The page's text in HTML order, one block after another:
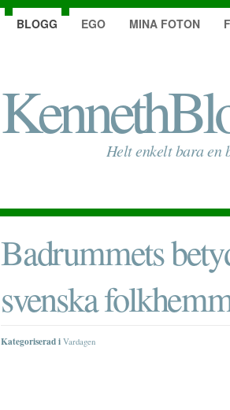
Helt enkelt bara en
BLOGG EGO MINA FOTON
Badrummets
svenska
Kategoriserad i Vardagen